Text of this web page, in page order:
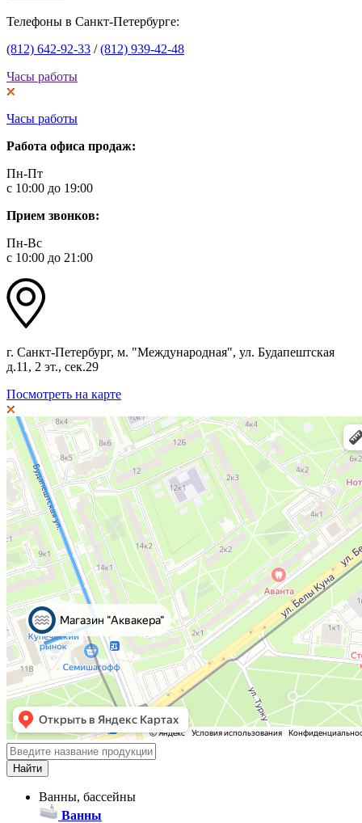
Телефоны в Санкт-Петербурге:
(812) 642-92-33 /(812) 939-42-48
Часы работы
Часы работы
Работа офиса продаж:
Пн-Пт
с 10:00 до 19:00
Прием звонков:
Пн-Вс
с 10:00 до 21:00
г. Санкт-Петербург, м. "Международная", ул. Будапештская
д.11, 2 эт., сек.29
Посмотреть на карте
Ванны, бассейны
Ванны